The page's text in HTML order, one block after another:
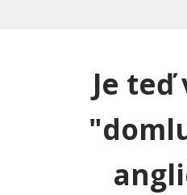
Je teď